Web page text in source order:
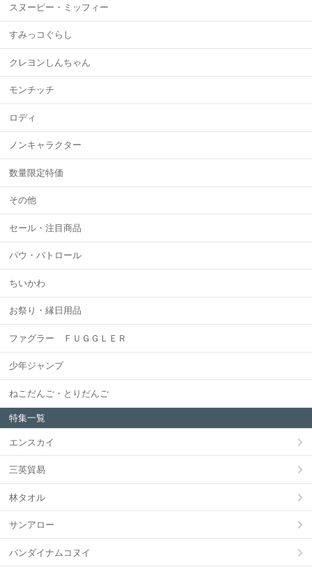
スヌーピー・ミッフィー
すみっコぐらし
クレヨンしんちゃん
モンチッチ
ロディ
ノンキャラクター
数量限定特価
その他
セール・注目商品
パウ・パトロール
ちいかわ
お祭り・縁日用品
ファグラー ＦＵＧＧＬＥＲ
少年ジャンプ
ねこだんご・とりだんご
特集一覧
エンスカイ
三英貿易
林タオル
サンアロー
バンダイナムコヌイ